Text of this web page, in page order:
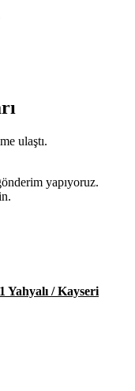
ulaştı.
yapıyoruz.
Yahyalı / Kayseri